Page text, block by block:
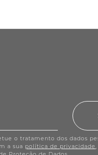
o tratamento dos dados
a sua política de privacidade